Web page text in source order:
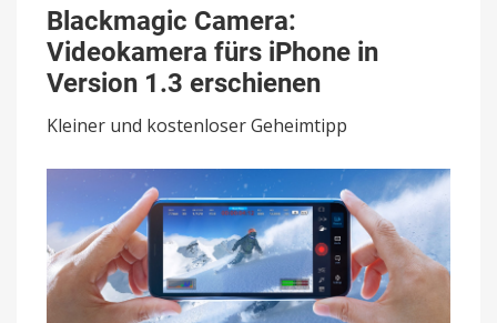
Camera:
Videokamera
fürs
iPhone
in
Version
1.3
Blackmagic Camera:
Videokamera fürs iPhone in
Version 1.3 erschienen
Kleiner und kostenloser Geheimtipp